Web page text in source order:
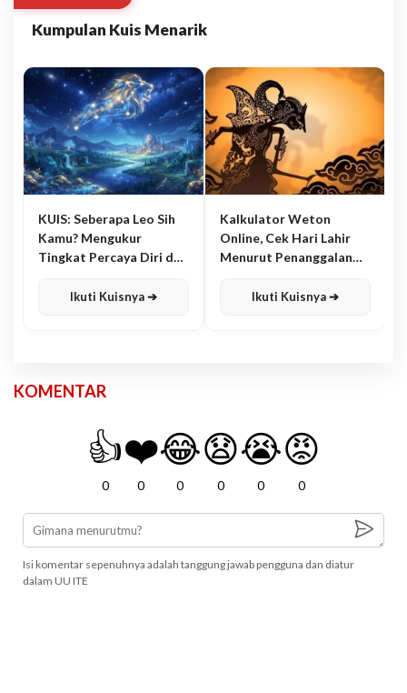
Kumpulan Kuis Menarik
KUIS: Seberapa Leo Sih
Kamu? Mengukur
Tingkat Percaya Diri dan
Ikuti Kuisnya ➔
Kalkulator Weton
Online, Cek Hari Lahir
Menurut Penanggalan
Ikuti Kuisnya ➔
KOMENTAR
👍
0
❤️
0
😂
0
😧
0
😭
0
😡
0
Isi komentar sepenuhnya adalah tanggung jawab pengguna dan diatur
dalam UU ITE